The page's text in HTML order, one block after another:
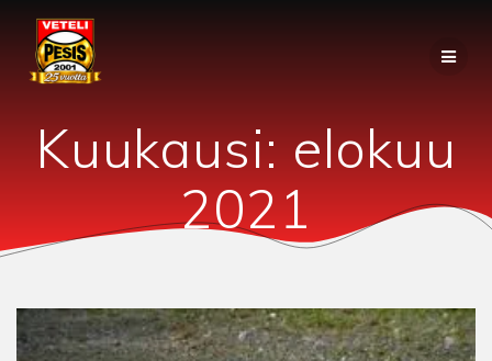
Kuukausi:elokuu
2021